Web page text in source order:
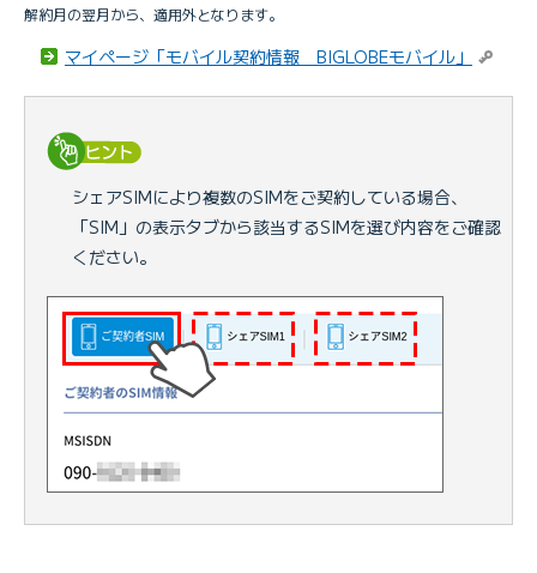
解約月の翌月から、適用外となります。
マイページ「モバイル契約情報 BIGLOBEモバイル」
シェアSIMにより複数のSIMをご契約している場合、
「SIM」の表示タブから該当するSIMを選び内容をご確認
ください。